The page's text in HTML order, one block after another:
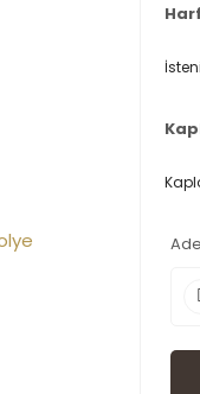
Harf